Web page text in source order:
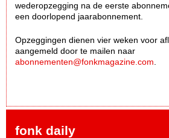
wederopzegging na de eerste
een doorlopend jaarabonnement.
Opzeggingen dienen vier weken voor
aangemeld door te mailen naar
abonnementen@fonkmagazine.com
fonk daily